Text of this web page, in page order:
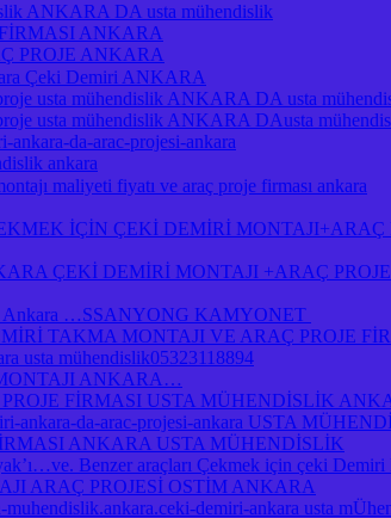
ANKARA DA usta mühendislik
ANKARA
PROJE ANKARA
Çeki Demiri ANKARA
usta mühendislik ANKARA DA usta
usta mühendislik ANKARA DAusta
da-arac-projesi-ankara
ankara
maliyeti fiyatı ve araç proje firması ankara
İÇİN ÇEKİ DEMİRİ MONTAJI+ARAÇ
ÇEKİ DEMİRİ MONTAJI +ARAÇ
Ankara …SSANYONG KAMYONET
TAKMA MONTAJI VE ARAÇ PROJE
usta mühendislik05323118894
ANKARA…
FİRMASI USTA MÜHENDİSLİK
ankara-da-arac-projesi-ankara USTA
ANKARA USTA MÜHENDİSLİK
Benzer araçları Çekmek için çeki
ARAÇ PROJESİ OSTİM ANKARA
demiri-ankara usta